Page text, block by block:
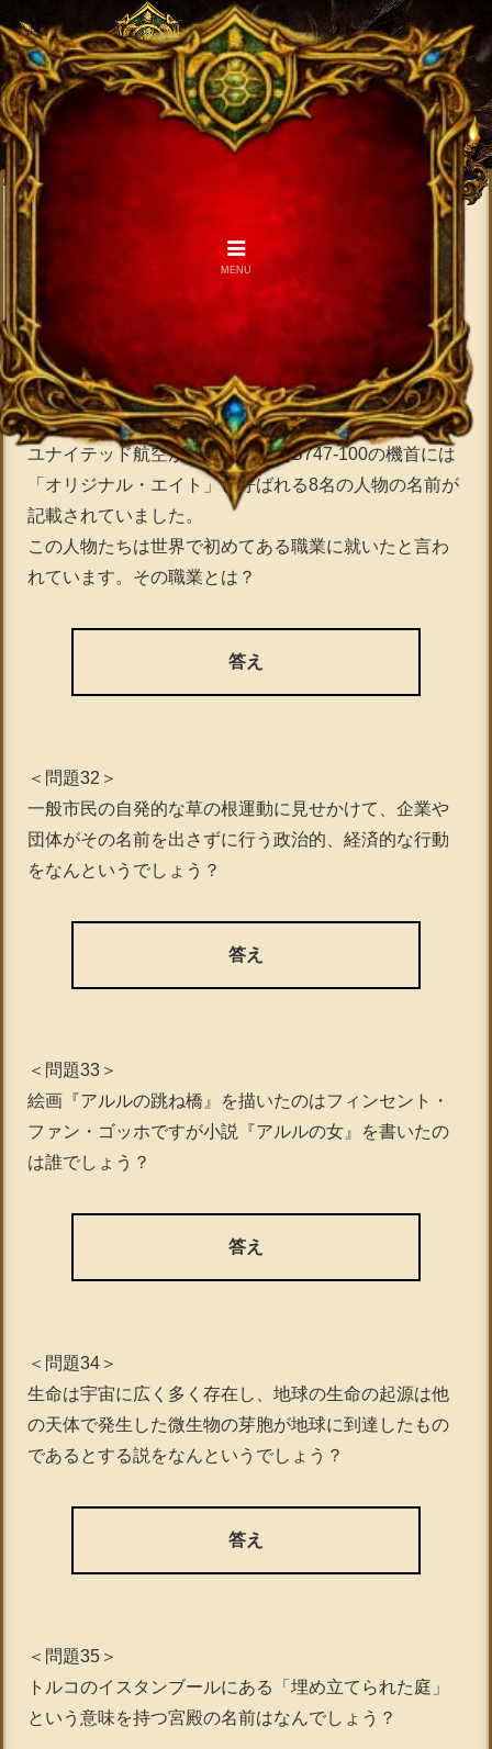
【難問クイズ】「オリジナル・
エイト」と呼ばれる人々の職業
は？（他31～40問）
2020.04.26 2021.06.23
＜問題31＞
ユナイテッド航空が運航していたB747-100の機首には
「オリジナル・エイト」と呼ばれる8名の人物の名前が
記載されていました。
この人物たちは世界で初めてある職業に就いたと言わ
れています。その職業とは？
答え
＜問題32＞
一般市民の自発的な草の根運動に見せかけて、企業や
団体がその名前を出さずに行う政治的、経済的な行動
をなんというでしょう？
答え
＜問題33＞
絵画『アルルの跳ね橋』を描いたのはフィンセント・
ファン・ゴッホですが小説『アルルの女』を書いたの
は誰でしょう？
答え
＜問題34＞
生命は宇宙に広く多く存在し、地球の生命の起源は他
の天体で発生した微生物の芽胞が地球に到達したもの
であるとする説をなんというでしょう？
答え
＜問題35＞
トルコのイスタンブールにある「埋め立てられた庭」
という意味を持つ宮殿の名前はなんでしょう？
MENU